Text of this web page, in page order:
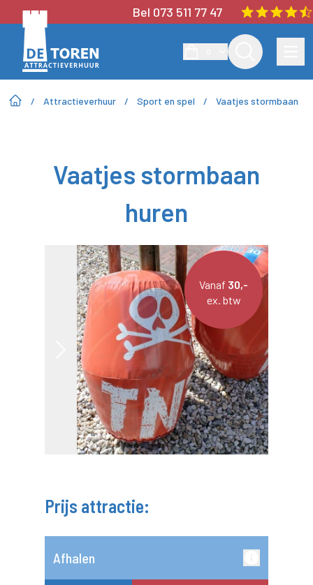
Bel 073 511 77 47
/ Attractieverhuur / Sport en spel / Vaatjes stormbaan
Vaatjes stormbaan
huren
Vanaf 30,-
ex. btw
Prijs attractie:
Afhalen